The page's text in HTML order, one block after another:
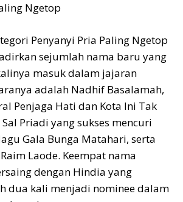
Ngetop
Penyanyi Pria Paling Ngetop
sejumlah nama baru yang
masuk dalam jajaran
adalah Nadhif Basalamah,
Penjaga Hati dan Kota Ini Tak
Priadi yang sukses mencuri
Gala Bunga Matahari, serta
Laode. Keempat nama
dengan Hindia yang
dua kali menjadi nominee dalam